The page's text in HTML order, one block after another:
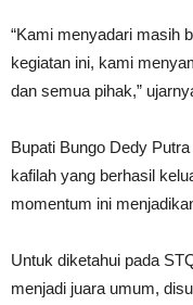
“Kami menyadari masih
kegiatan ini, kami
dan semua pihak,”
Bupati Bungo Dedy
kafilah yang berhasil
momentum ini
Untuk diketahui pada
menjadi juara umum,